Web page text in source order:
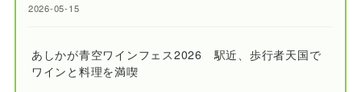
2026-05-15
あしかが青空ワインフェス2026 駅近、歩行者天国で
ワインと料理を満喫